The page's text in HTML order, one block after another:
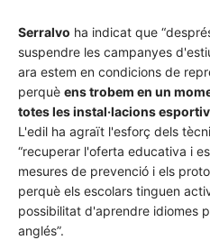
Serralvo ha indicat que
suspendre les campanyes
ara estem en condicions de
perquè ens trobem en un
totes les instal·lacions
L'edil ha agraït l'esforç dels
“recuperar l'oferta educativa i
mesures de prevenció i els
perquè els escolars tinguen
possibilitat d'aprendre idiomes
anglés”.